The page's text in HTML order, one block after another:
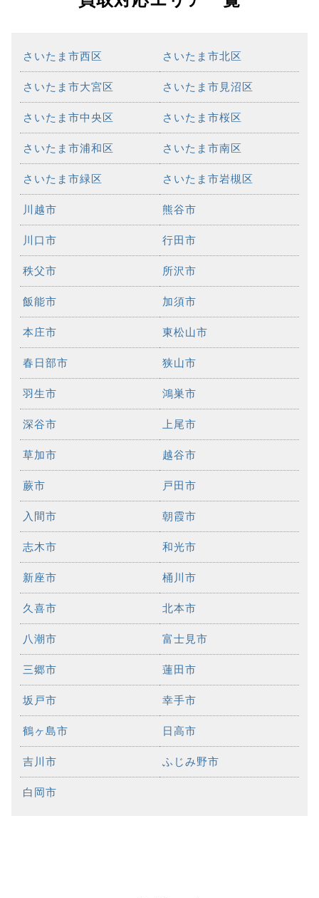
さいたま市西区 さいたま市北区
さいたま市大宮区 さいたま市見沼区
さいたま市中央区 さいたま市桜区
さいたま市浦和区 さいたま市南区
さいたま市緑区 さいたま市岩槻区
川越市 熊谷市
川口市 行田市
秩父市 所沢市
飯能市 加須市
本庄市 東松山市
春日部市 狭山市
羽生市 鴻巣市
深谷市 上尾市
草加市 越谷市
蕨市 戸田市
入間市 朝霞市
志木市 和光市
新座市 桶川市
久喜市 北本市
八潮市 富士見市
三郷市 蓮田市
坂戸市 幸手市
鶴ヶ島市 日高市
吉川市 ふじみ野市
白岡市